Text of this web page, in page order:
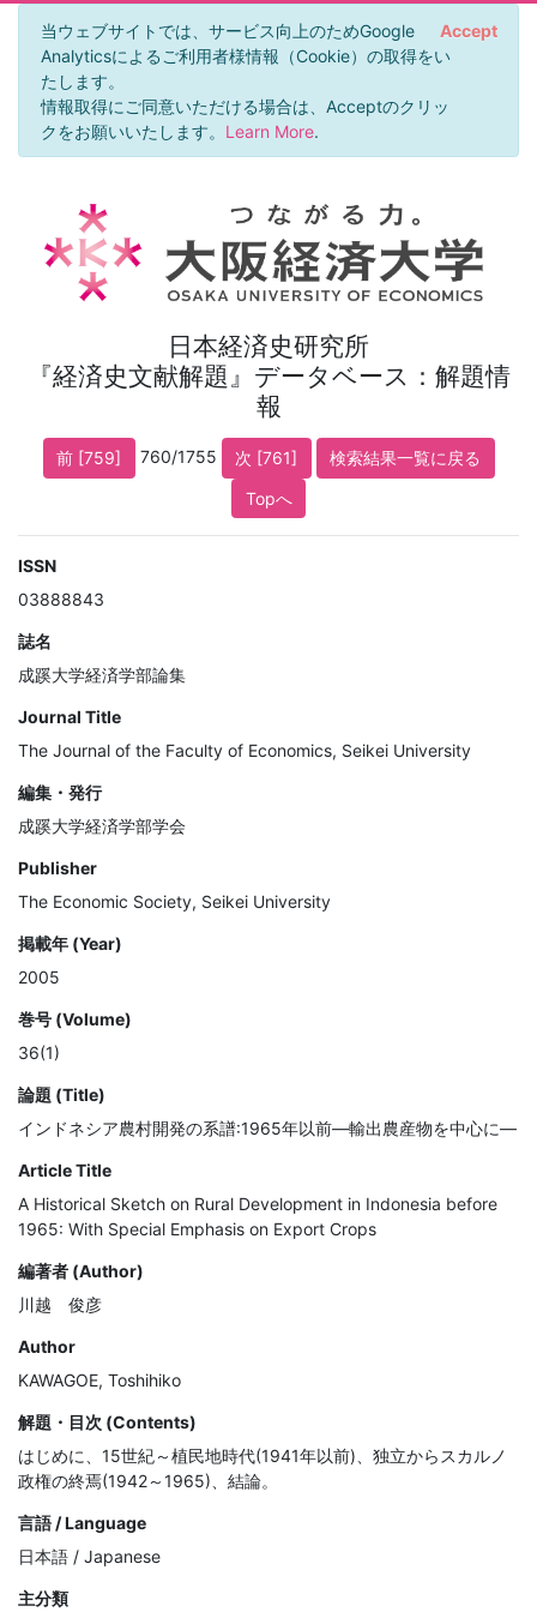
当ウェブサイトでは、サービス向上のためGoogle
Analyticsによるご利用者様情報（Cookie）の取得をい
たします。
情報取得にご同意いただける場合は、Acceptのクリッ
クをお願いいたします。 Learn More.
Accept
日本経済史研究所
『経済史文献解題』データベース：解題情
報
前 [759] 760/1755 次 [761]
検索結果一覧に戻る
Topへ
ISSN
03888843
誌名
成蹊大学経済学部論集
Journal Title
The Journal of the Faculty of Economics, Seikei University
編集・発行
成蹊大学経済学部学会
Publisher
The Economic Society, Seikei University
掲載年 (Year)
2005
巻号 (Volume)
36(1)
論題 (Title)
インドネシア農村開発の系譜:1965年以前―輸出農産物を中心に―
Article Title
A Historical Sketch on Rural Development in Indonesia before
1965: With Special Emphasis on Export Crops
編著者 (Author)
川越 俊彦
Author
KAWAGOE, Toshihiko
解題・目次 (Contents)
はじめに、15世紀～植民地時代(1941年以前)、独立からスカルノ
政権の終焉(1942～1965)、結論。
言語 / Language
日本語 / Japanese
主分類